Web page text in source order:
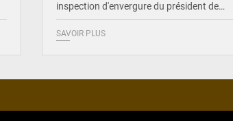
inspection d'envergure du président de…
SAVOIR PLUS